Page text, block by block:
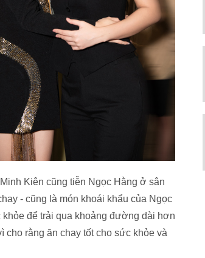
Kiên cũng tiễn Ngọc Hằng ở sân
- cũng là món khoái khẩu của Ngọc
để trải qua khoảng đường dài hơn
cho rằng ăn chay tốt cho sức khỏe và